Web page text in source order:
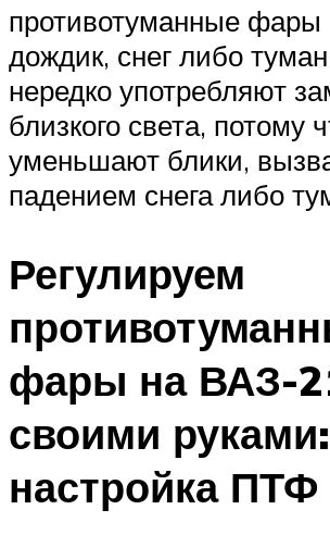
противотуманные фары
дождик, снег либо
нередко употребляют
близкого света, потому
уменьшают блики,
падением снега либо
Регулируем
фары на ВАЗ-
своими руками:
настройка ПТФ